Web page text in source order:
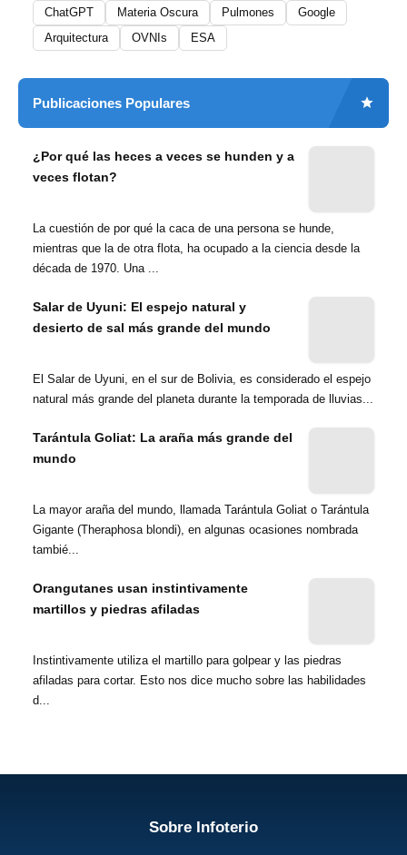
ChatGPT
Materia Oscura Pulmones
Google
Arquitectura
OVNIs ESA
Publicaciones Populares
¿Por qué las heces a veces se hunden y a
veces flotan?
La cuestión de por qué la caca de una persona se hunde,
mientras que la de otra flota, ha ocupado a la ciencia desde la
década de 1970. Una ...
Salar de Uyuni: El espejo natural y
desierto de sal más grande del mundo
El Salar de Uyuni, en el sur de Bolivia, es considerado el espejo
natural más grande del planeta durante la temporada de lluvias...
Tarántula Goliat: La araña más grande del
mundo
La mayor araña del mundo, llamada Tarántula Goliat o Tarántula
Gigante (Theraphosa blondi), en algunas ocasiones nombrada
tambié...
Orangutanes usan instintivamente
martillos y piedras afiladas
Instintivamente utiliza el martillo para golpear y las piedras
afiladas para cortar. Esto nos dice mucho sobre las habilidades
d...
Sobre Infoterio